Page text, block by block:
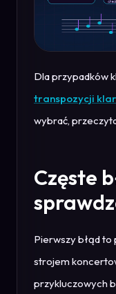
Dla przypadków
transpozycji
wybrać,
Częste
Pierwszy błąd
strojem
przykluczowych